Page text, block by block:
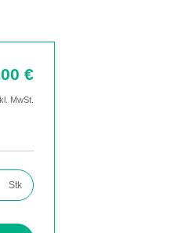
€
MwSt.
den gewünschten
Stk